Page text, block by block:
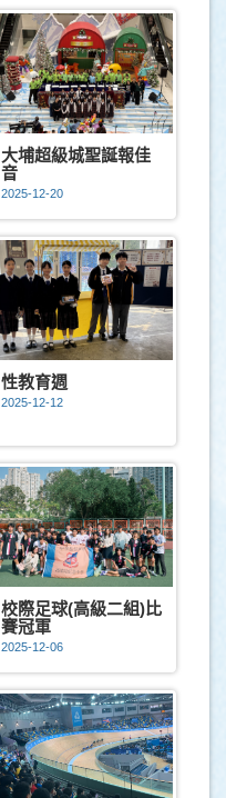
大埔超級城聖誕報佳
音
2025-12-20
性教育週
2025-12-12
校際足球(高級二組)比
賽冠軍
2025-12-06